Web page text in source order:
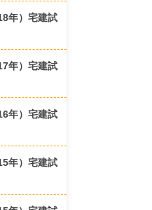
年）宅建試
年）宅建試
年）宅建試
年）宅建試